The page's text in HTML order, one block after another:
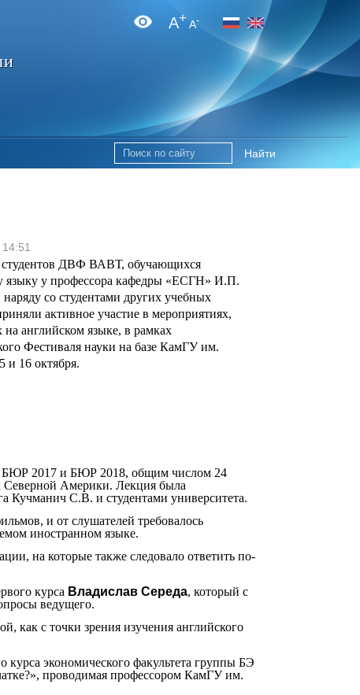
Найти
A+A-
ДВФ ВАВТ, обучающихся
языку у профессора кафедры «ЕСГН» И.П.
со студентами других учебных
активное участие в мероприятиях,
английском языке, в рамках
Фестиваля науки на базе КамГУ им.
и 16 октября.
БЮР 2017 и БЮР 2018, общим числом 24
Северной Америки. Лекция была
Кучманич С.В. и студентами университета.
и от слушателей требовалось
иностранном языке.
на которые также следовало ответить по-
курса Владислав Середа, который с
ведущего.
как с точки зрения изучения английского
курса экономического факультета группы БЭ
проводимая профессором КамГУ им.